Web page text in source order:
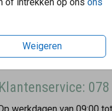
Weigeren
Klantenservice: